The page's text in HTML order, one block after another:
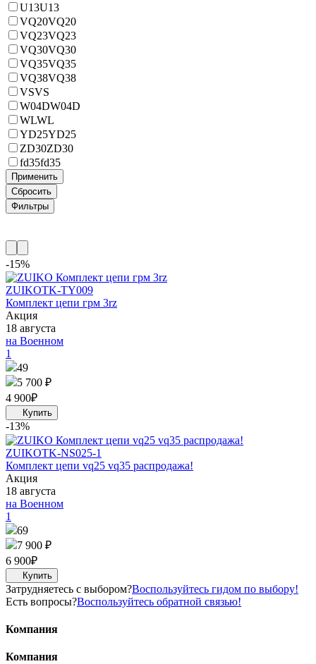
U13U13
VQ20VQ20
VQ23VQ23
VQ30VQ30
VQ35VQ35
VQ38VQ38
VSVS
W04DW04D
WLWL
YD25YD25
ZD30ZD30
fd35fd35
-15%
ZUIKOTK-TY009
Комплект цепи грм 3rz
Акция
18 августа
на Военном
1
49
5 700 ₽
4 900₽
-13%
ZUIKOTK-NS025-1
Комплект цепи vq25 vq35 распродажа!
Акция
18 августа
на Военном
1
69
7 900 ₽
6 900₽
Затрудняетесь с выбором?Воспользуйтесь гидом по выбору!
Есть вопросы?Воспользуйтесь обратной связью!
Компания
Компания